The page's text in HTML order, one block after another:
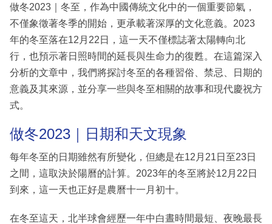
區
做冬2023｜冬至，作為中國傳統文化中的一個重要節氣，
不僅象徵著冬季的開始，更承載著深厚的文化意義。2023
年的冬至落在12月22日，這一天不僅標誌著太陽轉向北
行，也預示著日照時間的延長與生命力的復甦。在這篇深入
分析的文章中，我們將探討冬至的各種習俗、禁忌、日期的
意義及其來源，並分享一些與冬至相關的故事和現代慶祝方
式。
做冬2023｜日期和天文現象
每年冬至的日期雖然有所變化，但總是在12月21日至23日
之間，這取決於陽曆的計算。2023年的冬至將於12月22日
到來，這一天也正好是農曆十一月初十。
在冬至這天，北半球會經歷一年中白晝時間最短、夜晚最長